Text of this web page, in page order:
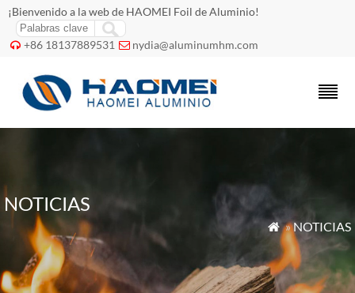
¡Bienvenido a la web de HAOMEI Foil de Aluminio!
 +86 18137889531  nydia@aluminumhm.com
NOTICIAS
 »NOTICIAS